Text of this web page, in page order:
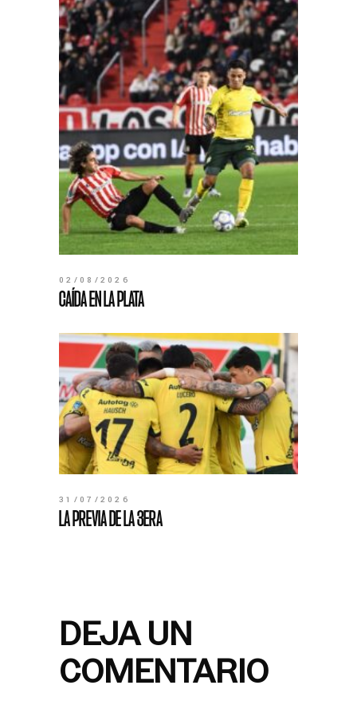
02/08/2026
CAÍDA EN LA PLATA
31/07/2026
LA PREVIA DE LA 3ERA
DEJA UN
COMENTARIO